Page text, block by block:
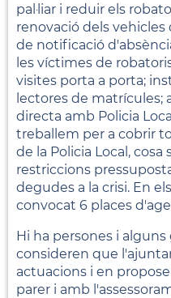
pal·liar i reduir els
renovació dels vehicles
de notificació
les víctimes de
visites porta a porta;
lectores de matrícules;
directa amb Policia
treballem per a cobrir
de la Policia Local,
restriccions
degudes a la crisi. En
convocat 6 places
Hi ha persones i
consideren que
actuacions i en
parer i amb